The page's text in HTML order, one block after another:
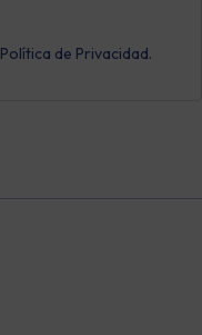
Política de Privacidad.